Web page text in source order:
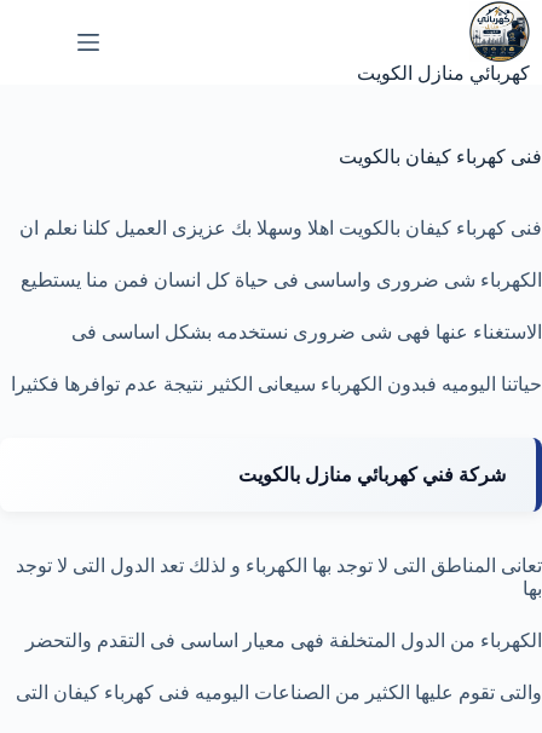
التجاوز
إلى
المحتوى
كهربائي منازل الكويت
فنى كهرباء كيفان بالكويت
فنى كهرباء كيفان بالكويت اهلا وسهلا بك عزيزى العميل كلنا نعلم ان
الكهرباء شى ضرورى واساسى فى حياة كل انسان فمن منا يستطيع
الاستغناء عنها فهى شى ضرورى نستخدمه بشكل اساسى فى
حياتنا اليوميه فبدون الكهرباء سيعانى الكثير نتيجة عدم توافرها فكثيرا
شركة فني كهربائي منازل بالكويت
تعانى المناطق التى لا توجد بها الكهرباء و لذلك تعد الدول التى لا توجد
بها
الكهرباء من الدول المتخلفة فهى معيار اساسى فى التقدم والتحضر
والتى تقوم عليها الكثير من الصناعات اليوميه فنى كهرباء كيفان التى